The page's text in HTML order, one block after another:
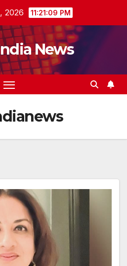
2026 11:21:09 PM
News